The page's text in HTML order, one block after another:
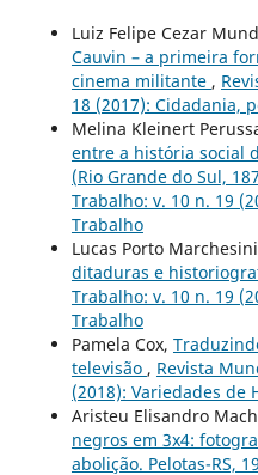
Luiz Felipe Cezar
Cauvin – a primeira
cinema militante ,
18 (2017): Cidadania,
Melina Kleinert
entre a história social
(Rio Grande do Sul,
Trabalho: v. 10 n. 19
Trabalho
Lucas Porto
ditaduras e
Trabalho: v. 10 n. 19
Trabalho
Pamela Cox,
televisão , Revista
(2018): Variedades de
Aristeu Elisandro
negros em 3x4:
abolição. Pelotas-RS,